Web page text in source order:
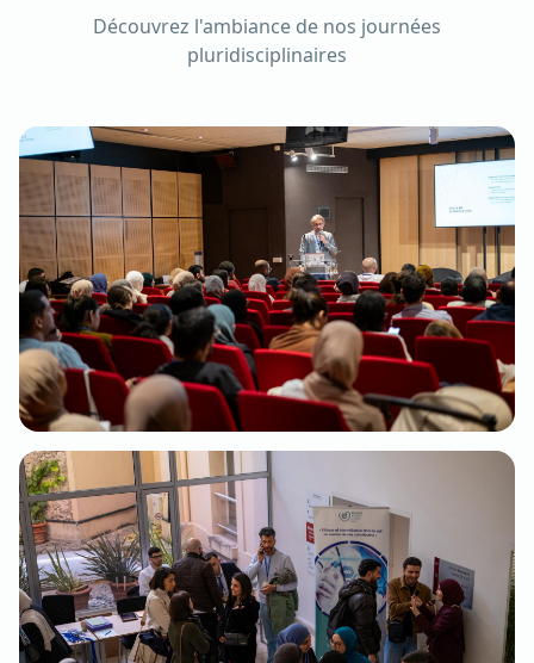
Découvrez l'ambiance de nos journées
pluridisciplinaires